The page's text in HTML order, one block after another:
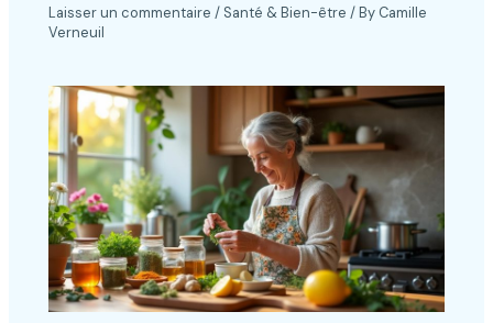
Laisser un commentaire / Santé & Bien-être / By Camille
Verneuil